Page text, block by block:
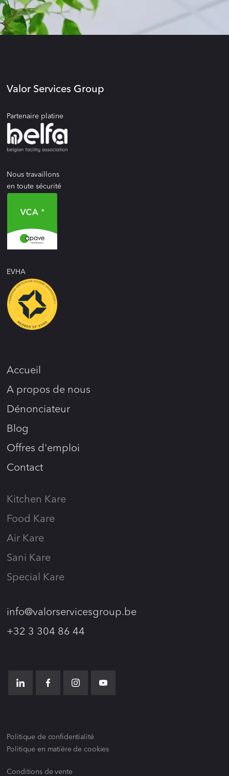
Valor Services Group
Partenaire platine
Nous travaillons
en toute sécurité
EVHA
Accueil
A propos de nous
Dénonciateur
Blog
Offres d'emploi
Contact
Kitchen Kare
Food Kare
Air Kare
Sani Kare
Special Kare
info@valorservicesgroup.be
+32 3 304 86 44
Politique de confidentialité
Politique en matière de cookies
Conditions de vente